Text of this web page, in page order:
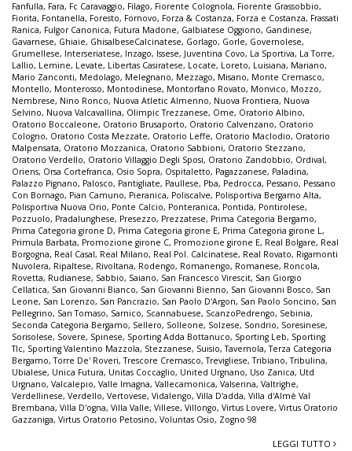
Fanfulla, Fara, Fc Caravaggio, Filago, Fiorente Colognola, Fiorente Grassobbio,
Fiorita, Fontanella, Foresto, Fornovo, Forza & Costanza, Forza e Costanza, Frassati
Ranica, Fulgor Canonica, Futura Madone, Galbiatese Oggiono, Gandinese,
Gavarnese, Ghiaie, GhisalbeseCalcinatese, Gorlago, Gorle, Governolese,
Grumellese, Interseriatese, Inzago, Issese, Juventina Covo, La Sportiva, La Torre,
Lallio, Lemine, Levate, Libertas Casiratese, Locate, Loreto, Luisiana, Mariano,
Mario Zanconti, Medolago, Melegnano, Mezzago, Misano, Monte Cremasco,
Montello, Monterosso, Montodinese, Montorfano Rovato, Monvico, Mozzo,
Nembrese, Nino Ronco, Nuova Atletic Almenno, Nuova Frontiera, Nuova
Selvino, Nuova Valcavallina, Olimpic Trezzanese, Ome, Oratorio Albino,
Oratorio Boccaleone, Oratorio Brusaporto, Oratorio Calvenzano, Oratorio
Cologno, Oratorio Costa Mezzate, Oratorio Leffe, Oratorio Maclodio, Oratorio
Malpensata, Oratorio Mozzanica, Oratorio Sabbioni, Oratorio Stezzano,
Oratorio Verdello, Oratorio Villaggio Degli Sposi, Oratorio Zandobbio, Ordival,
Oriens, Orsa Cortefranca, Osio Sopra, Ospitaletto, Pagazzanese, Paladina,
Palazzo Pignano, Palosco, Pantigliate, Paullese, Pba, Pedrocca, Pessano, Pessano
Con Bornago, Pian Camuno, Pieranica, Poliscalve, Polisportiva Bergamo Alta,
Polisportiva Nuova Orio, Ponte Calcio, Ponteranica, Pontida, Pontirolese,
Pozzuolo, Pradalunghese, Presezzo, Prezzatese, Prima Categoria Bergamo,
Prima Categoria girone D, Prima Categoria girone E, Prima Categoria girone L,
Primula Barbata, Promozione girone C, Promozione girone E, Real Bolgare, Real
Borgogna, Real Casal, Real Milano, Real Pol. Calcinatese, Real Rovato, Rigamonti
Nuvolera, Ripaltese, Rivoltana, Rodengo, Romanengo, Romanese, Roncola,
Rovetta, Rudianese, Sabbio, Saiano, San Francesco Virescit, San Giorgio
Cellatica, San Giovanni Bianco, San Giovanni Bienno, San Giovanni Bosco, San
Leone, San Lorenzo, San Pancrazio, San Paolo D'Argon, San Paolo Soncino, San
Pellegrino, San Tomaso, Sarnico, Scannabuese, ScanzoPedrengo, Sebinia,
Seconda Categoria Bergamo, Sellero, Solleone, Solzese, Sondrio, Soresinese,
Sorisolese, Sovere, Spinese, Sporting Adda Bottanuco, Sporting Leb, Sporting
Tlc, Sporting Valentino Mazzola, Stezzanese, Suisio,Tavernola,Terza Categoria
Bergamo,Torre De' Roveri,Trescore Cremasco,Trevigliese,Tribiano,Tribulina,
Ubialese, Unica Futura, Unitas Coccaglio, United Urgnano, Uso Zanica, Utd
Urgnano, Valcalepio, Valle Imagna, Vallecamonica, Valserina, Valtrighe,
Verdellinese, Verdello, Vertovese, Vidalengo, Villa D'adda, Villa d'Almè Val
Brembana, Villa D'ogna, Villa Valle, Villese, Villongo, Virtus Lovere, Virtus Oratorio
Gazzaniga, Virtus Oratorio Petosino, Voluntas Osio, Zogno 98
LEGGI TUTTO